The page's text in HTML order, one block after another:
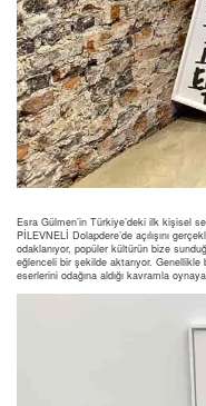
Esra Gülmen’in Türkiye’deki ilk kişisel
PİLEVNELİ Dolapdere’de açılışını
odaklanıyor, popüler kültürün bize
eğlenceli bir şekilde aktarıyor.
eserlerini odağına aldığı kavramla